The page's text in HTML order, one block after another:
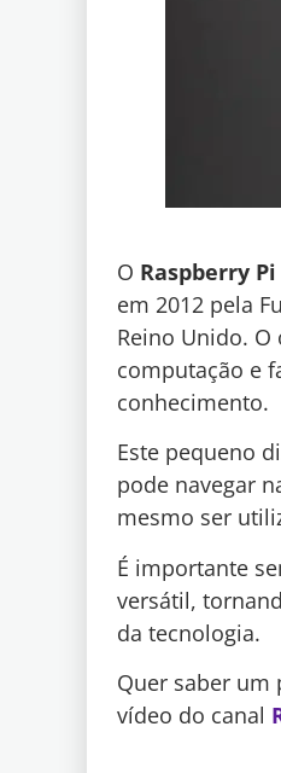
O Raspberry Pi
em 2012 pela
Reino Unido.
computação e
conhecimento.
Este pequeno
pode navegar
mesmo ser
É importante
versátil,
da tecnologia.
Quer saber um
vídeo do canal